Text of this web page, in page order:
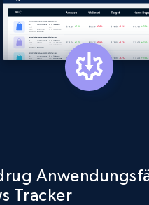
id, Title, Product
Reviews count, Initial price,
Tracker